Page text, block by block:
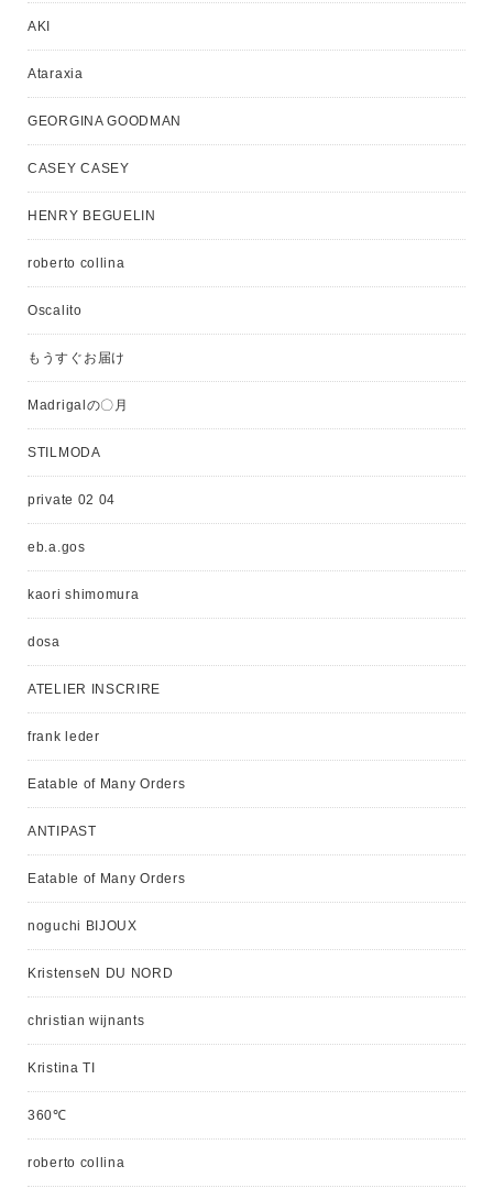
AKI
Ataraxia
GEORGINA GOODMAN
CASEY CASEY
HENRY BEGUELIN
roberto collina
Oscalito
もうすぐお届け
Madrigalの〇月
STILMODA
private 02 04
eb.a.gos
kaori shimomura
dosa
ATELIER INSCRIRE
frank leder
Eatable of Many Orders
ANTIPAST
Eatable of Many Orders
noguchi BIJOUX
KristenseN DU NORD
christian wijnants
Kristina TI
360℃
roberto collina